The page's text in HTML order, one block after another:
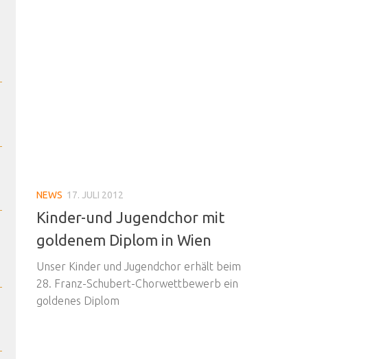
NEWS 17. JULI 2012
Kinder-und Jugendchor mit
goldenem Diplom in Wien
Unser Kinder und Jugendchor erhält beim
28. Franz-Schubert-Chorwettbewerb ein
goldenes Diplom